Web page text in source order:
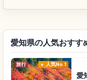
愛知県の人気おすす
旅行 人気No.1
愛